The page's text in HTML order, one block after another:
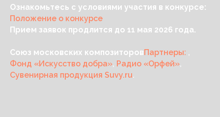
Ознакомьтесь с условиями участия в конкурсе:
Положение о конкурсе
Прием заявок продлится до 11 мая 2026 года.
Союз московских композиторовПартнеры: ,
Фонд «Искусство добра», Радио «Орфей»,
Сувенирная продукция Suvy.ru.